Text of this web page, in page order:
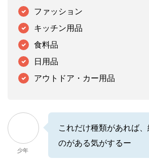
ファッション
キッチン用品
食料品
日用品
アウトドア・カー用品
少年
これだけ種類があれば
のがある気がするー